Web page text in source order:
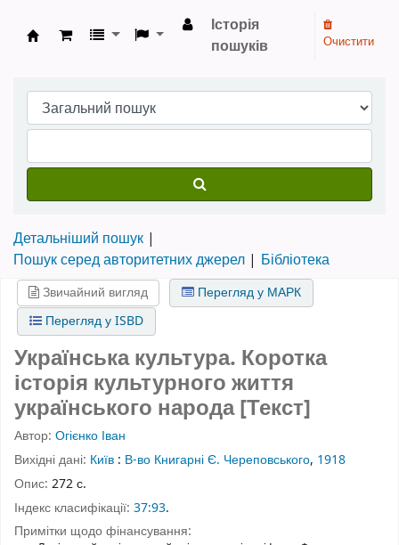
Бібліотека НТШ › Електронний каталог
Історія
пошуків
Очистити
Детальніший пошук
Пошук серед авторитетних джерел
Бібліотека
Звичайний вигляд
Перегляд у МАРК
Перегляд у ISBD
Українська культура. Коротка
історія культурного життя
українського народа [Текст]
Автор: Огієнко Іван
Вихідні дані: Київ : В-во Книгарні Є. Череповського, 1918
Опис: 272 с.
Індекс класифікації: 37:93.
Примітки щодо фінансування: